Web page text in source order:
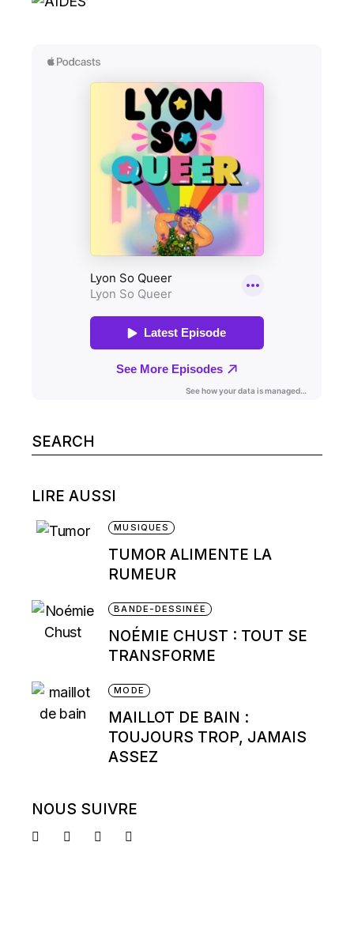
Search
for:
LIRE AUSSI
MUSIQUES
TUMOR ALIMENTE LA
RUMEUR
BANDE-DESSINÉE
NOÉMIE CHUST : TOUT SE
TRANSFORME
MODE
MAILLOT DE BAIN :
TOUJOURS TROP, JAMAIS
ASSEZ
NOUS SUIVRE